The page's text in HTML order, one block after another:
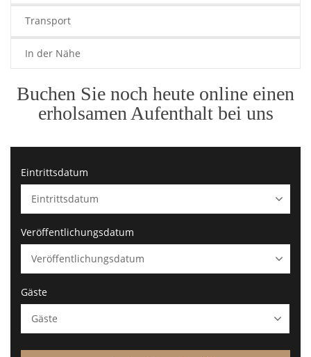
Transport
In der Nähe
Buchen Sie noch heute online einen
erholsamen Aufenthalt bei uns
Eintrittsdatum
Veröffentlichungsdatum
Gäste